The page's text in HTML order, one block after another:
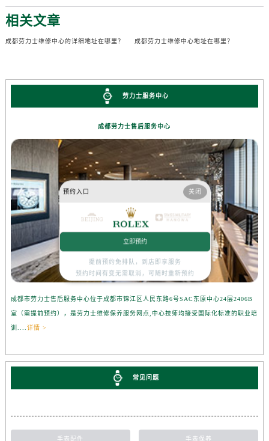
相关文章
成都劳力士维修中心的详细地址在哪里？ 成都劳力士维修中心地址在哪里？
劳力士服务中心
成都劳力士售后服务中心
成都市劳力士售后服务中心位于成都市锦江区人民东路6号SAC东原中心24层2406B
室（需提前预约），是劳力士维修保养服务网点,中心技师均接受国际化标准的职业培
训....详情 >
常见问题
手表配件 手表保养
预约入口 关闭
立即预约
提前预约免排队，到店即享服务
预约时间有变无需取消，可随时重新预约